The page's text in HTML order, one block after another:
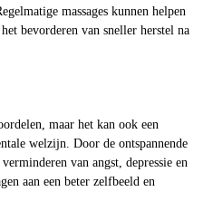
massages kunnen helpen
bevorderen van sneller herstel na
maar het kan ook een
welzijn. Door de ontspannende
van angst, depressie en
aan een beter zelfbeeld en